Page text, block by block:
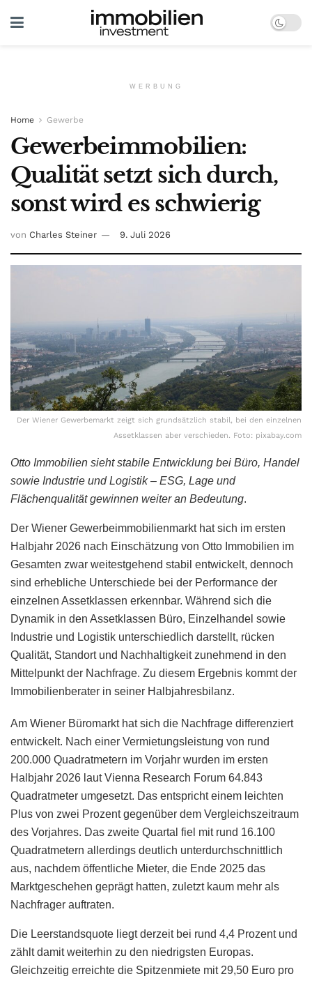
WERBUNG
Home Gewerbe
Gewerbeimmobilien:
Qualität setzt sich durch,
sonst wird es schwierig
von Charles Steiner 9. Juli 2026
Der Wiener Gewerbemarkt zeigt sich grundsätzlich stabil, bei den einzelnen
Assetklassen aber verschieden. Foto: pixabay.com
Otto Immobilien sieht stabile Entwicklung bei Büro, Handel
sowie Industrie und Logistik – ESG, Lage und
Flächenqualität gewinnen weiter an Bedeutung.
Der Wiener Gewerbeimmobilienmarkt hat sich im ersten
Halbjahr 2026 nach Einschätzung von Otto Immobilien im
Gesamten zwar weitestgehend stabil entwickelt, dennoch
sind erhebliche Unterschiede bei der Performance der
einzelnen Assetklassen erkennbar. Während sich die
Dynamik in den Assetklassen Büro, Einzelhandel sowie
Industrie und Logistik unterschiedlich darstellt, rücken
Qualität, Standort und Nachhaltigkeit zunehmend in den
Mittelpunkt der Nachfrage. Zu diesem Ergebnis kommt der
Immobilienberater in seiner Halbjahresbilanz.
Am Wiener Büromarkt hat sich die Nachfrage differenziert
entwickelt. Nach einer Vermietungsleistung von rund
200.000 Quadratmetern im Vorjahr wurden im ersten
Halbjahr 2026 laut Vienna Research Forum 64.843
Quadratmeter umgesetzt. Das entspricht einem leichten
Plus von zwei Prozent gegenüber dem Vergleichszeitraum
des Vorjahres. Das zweite Quartal fiel mit rund 16.100
Quadratmetern allerdings deutlich unterdurchschnittlich
aus, nachdem öffentliche Mieter, die Ende 2025 das
Marktgeschehen geprägt hatten, zuletzt kaum mehr als
Nachfrager auftraten.
Die Leerstandsquote liegt derzeit bei rund 4,4 Prozent und
zählt damit weiterhin zu den niedrigsten Europas.
Gleichzeitig erreichte die Spitzenmiete mit 29,50 Euro pro